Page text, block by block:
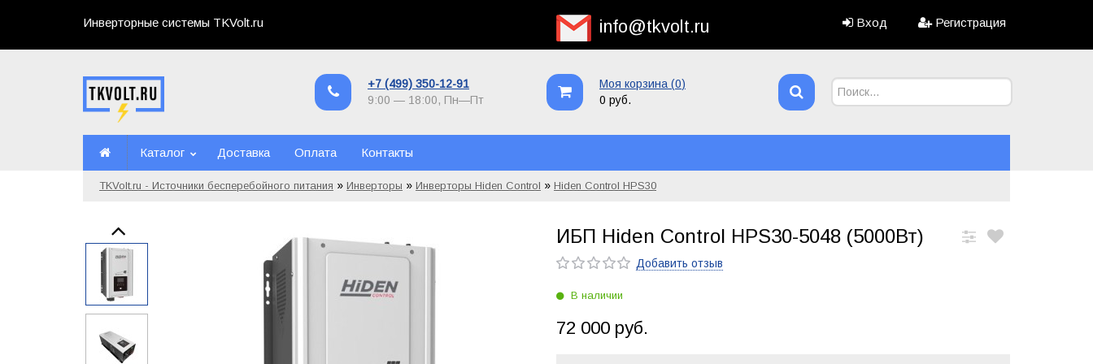
Инверторные системы TKVolt.ru info@tkvolt.ru Вход Регистрация
+7 (499) 350-12-91
9:00 — 18:00, Пн—Пт
Моя корзина (0)
0 руб.
Каталог Доставка Оплата Контакты
TKVolt.ru - Источники бесперебойного питания » Инверторы » Инверторы Hiden Control » Hiden Control HPS30
ИБП Hiden Control HPS30-5048 (5000Вт)
Добавить отзыв
В наличии
72 000 руб.